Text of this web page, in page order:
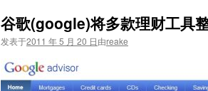
谷歌(google)将多款理财工具
发表于2011 年 5 月 20 日由reake